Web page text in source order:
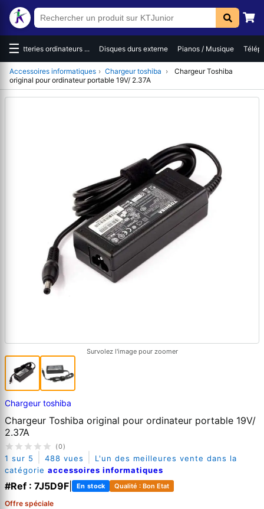
☰
Disques durs externe Pianos / Musique Téléphones / Smartph...
Accessoires informatiques › Chargeur toshiba ›
Chargeur Toshiba
original pour ordinateur portable 19V/ 2.37A
Survolez l'image pour zoomer
Chargeur toshiba
Chargeur Toshiba original pour ordinateur portable 19V/
2.37A
(0)
1 sur 5 488 vues
L'un des meilleures vente dans la
catégorie accessoires informatiques
#Ref : 7J5D9F En stock Qualité : Bon Etat
Offre spéciale